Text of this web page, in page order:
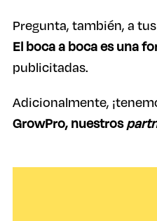
Pregunta, también, a
El boca a boca es una
publicitadas.
Adicionalmente,
GrowPro, nuestros